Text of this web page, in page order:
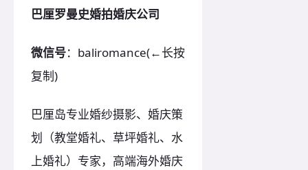
巴厘罗曼史婚拍婚庆公司
微信号：baliromance(←长按
复制)
巴厘岛专业婚纱摄影、婚庆策
划（教堂婚礼、草坪婚礼、水
上婚礼）专家，高端海外婚庆